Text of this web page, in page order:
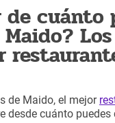
cuánto
de Maido, el mejor
desde cuánto puedes